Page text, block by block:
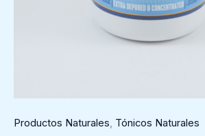
Productos Naturales, Tónicos Naturales